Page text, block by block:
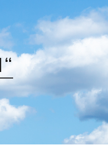
Hjálpartæki
Flutningshjálpartæki
Gönguhjálpartæki
Smáhjálpartæki
stólar